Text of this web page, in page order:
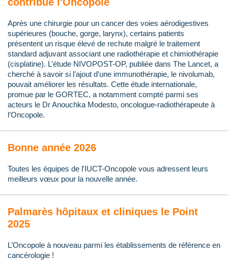
Après une chirurgie pour un cancer des voies aérodigestives
supérieures (bouche, gorge, larynx), certains patients
présentent un risque élevé de rechute malgré le traitement
standard adjuvant associant une radiothérapie et chimiothérapie
(cisplatine). L’étude NIVOPOST-OP, publiée dans The Lancet, a
cherché à savoir si l’ajout d’une immunothérapie, le nivolumab,
pouvait améliorer les résultats. Cette étude internationale,
promue par le GORTEC, a notamment compté parmi ses
acteurs le Dr Anouchka Modesto, oncologue-radiothérapeute à
l’Oncopole.
Bonne année 2026
Toutes les équipes de l'IUCT-Oncopole vous adressent leurs
meilleurs vœux pour la nouvelle année.
Palmarès hôpitaux et cliniques le Point
2025
L’Oncopole à nouveau parmi les établissements de référence en
cancérologie !